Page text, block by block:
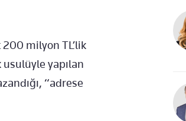
milyon TL’lik
yapılan
“adrese